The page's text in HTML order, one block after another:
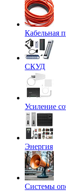
Кабельная
СКУД
Усиление
Энергия
Системы